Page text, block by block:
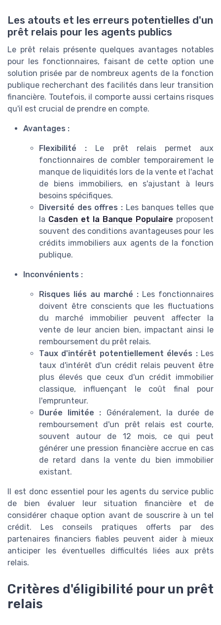
Les atouts et les erreurs potentielles d'un
prêt relais pour les agents publics
Le prêt relais présente quelques avantages notables
pour les fonctionnaires, faisant de cette option une
solution prisée par de nombreux agents de la fonction
publique recherchant des facilités dans leur transition
financière. Toutefois, il comporte aussi certains risques
qu'il est crucial de prendre en compte.
Avantages :
Flexibilité : Le prêt relais permet aux
fonctionnaires de combler temporairement le
manque de liquidités lors de la vente et l'achat
de biens immobiliers, en s'ajustant à leurs
besoins spécifiques.
Diversité des offres : Les banques telles que
la Casden et la Banque Populaire proposent
souvent des conditions avantageuses pour les
crédits immobiliers aux agents de la fonction
publique.
Inconvénients :
Risques liés au marché : Les fonctionnaires
doivent être conscients que les fluctuations
du marché immobilier peuvent affecter la
vente de leur ancien bien, impactant ainsi le
remboursement du prêt relais.
Taux d'intérêt potentiellement élevés :Les
taux d'intérêt d'un crédit relais peuvent être
plus élevés que ceux d'un crédit immobilier
classique, influençant le coût final pour
l'emprunteur.
Durée limitée : Généralement, la durée de
remboursement d'un prêt relais est courte,
souvent autour de 12 mois, ce qui peut
générer une pression financière accrue en cas
de retard dans la vente du bien immobilier
existant.
Il est donc essentiel pour les agents du service public
de bien évaluer leur situation financière et de
considérer chaque option avant de souscrire à un tel
crédit. Les conseils pratiques offerts par des
partenaires financiers fiables peuvent aider à mieux
anticiper les éventuelles difficultés liées aux prêts
relais.
Critères d'éligibilité pour un prêt
relais